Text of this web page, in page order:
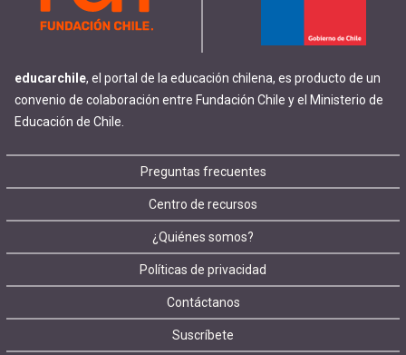
educarchile, el portal de la educación chilena, es producto de un
convenio de colaboración entre Fundación Chile y el Ministerio de
Educación de Chile.
Footer
menu
Preguntas frecuentes
Centro de recursos
¿Quiénes somos?
Políticas de privacidad
Contáctanos
Suscríbete